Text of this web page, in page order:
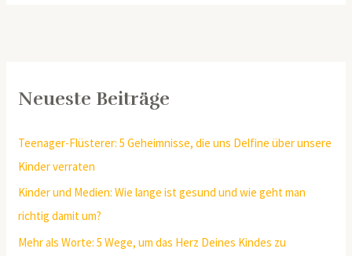
Neueste Beiträge
Teenager-Flüsterer: 5 Geheimnisse, die uns Delfine über unsere
Kinder verraten
Kinder und Medien: Wie lange ist gesund und wie geht man
richtig damit um?
Mehr als Worte: 5 Wege, um das Herz Deines Kindes zu